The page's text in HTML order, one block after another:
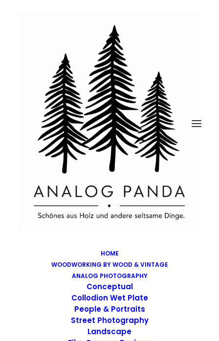
HOME
WOODWORKING BY WOOD & VINTAGE
ANALOG PHOTOGRAPHY
Conceptual
Collodion Wet Plate
People & Portraits
Street Photography
Landscape
Images tagged "collodion"